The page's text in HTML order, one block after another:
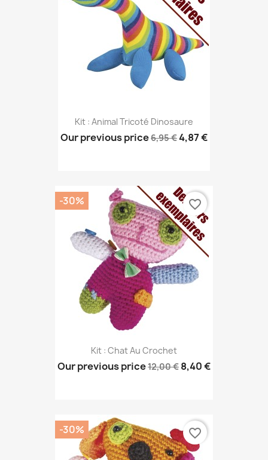
Kit : Animal Tricoté Dinosaure
Our previous price6,95 €4,87 €
Kit : Chat Au Crochet
Our previous price12,00 € 8,40 €
-30% favorite_border
-30% favorite_border